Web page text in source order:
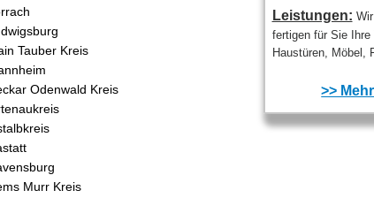
Tauber Kreis
Odenwald Kreis
Murr Kreis
Leistungen:
fertigen für Sie
Haustüren, Möbel,
>>